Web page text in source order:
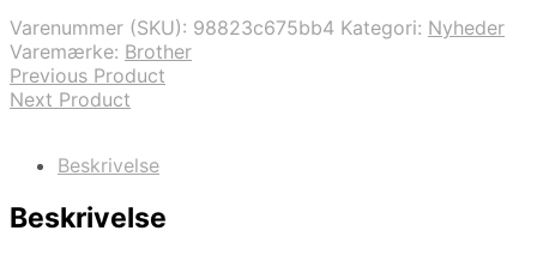
Varenummer (SKU): 98823c675bb4 Kategori: Nyheder
Varemærke: Brother
Previous Product
Next Product
Beskrivelse
Beskrivelse